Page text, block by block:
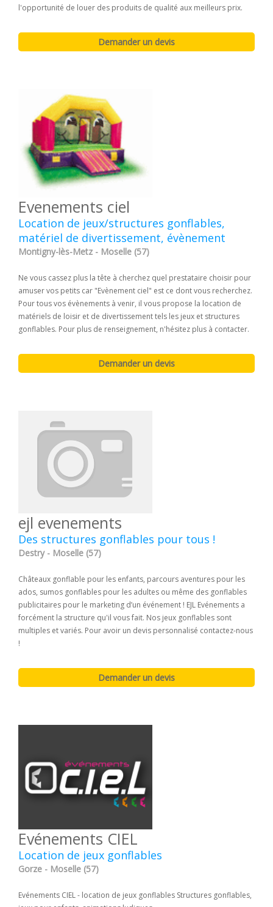
l'opportunité de louer des produits de qualité aux meilleurs prix.
Evenements ciel
Location de jeux/structures gonflables,
matériel de divertissement, évènement
Montigny-lès-Metz - Moselle (57)
Ne vous cassez plus la tête à cherchez quel prestataire choisir pour
amuser vos petits car "Evènement ciel" est ce dont vous recherchez.
Pour tous vos évènements à venir, il vous propose la location de
matériels de loisir et de divertissement tels les jeux et structures
gonflables. Pour plus de renseignement, n'hésitez plus à contacter.
ejl evenements
Des structures gonflables pour tous !
Destry - Moselle (57)
Châteaux gonflable pour les enfants, parcours aventures pour les
ados, sumos gonflables pour les adultes ou même des gonflables
publicitaires pour le marketing d’un événement ! EJL Evénements a
forcément la structure qu'il vous fait. Nos jeux gonflables sont
multiples et variés. Pour avoir un devis personnalisé contactez-nous
!
Evénements CIEL
Location de jeux gonflables
Gorze - Moselle (57)
Evénements CIEL - location de jeux gonflables Structures gonflables,